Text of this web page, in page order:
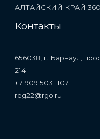
АЛТАЙСКИЙ КРАЙ
Контакты
656038, г. Барнаул,
214
+7 909 503 1107
reg22@rgo.ru